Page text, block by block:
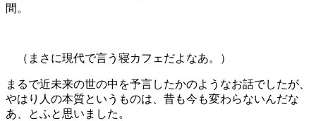
間。
（まさに現代で言う寝カフェだよなあ。）
まるで近未来の世の中を予言したかのようなお話でしたが、
やはり人の本質というものは、昔も今も変わらないんだな
あ、とふと思いました。